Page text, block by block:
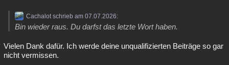
Cachalot schrieb am 07.07.2026:
Bin wieder raus. Du darfst das letzte Wort haben.
Vielen Dank dafür. Ich werde deine unqualifizierten Beiträge so gar
nicht vermissen.